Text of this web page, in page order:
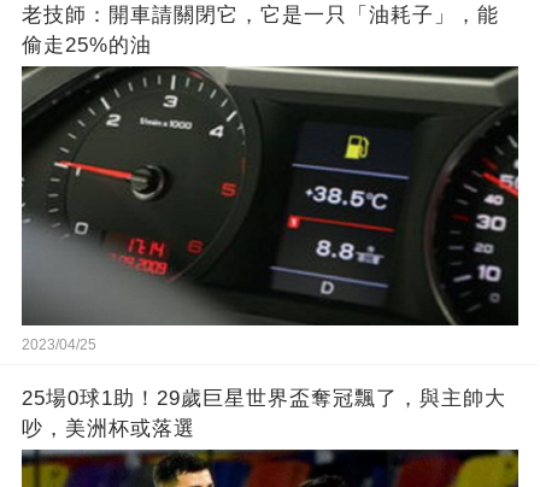
老技師：開車請關閉它，它是一只「油耗子」，能
偷走25%的油
2023/04/25
25場0球1助！29歲巨星世界盃奪冠飄了，與主帥大
吵，美洲杯或落選